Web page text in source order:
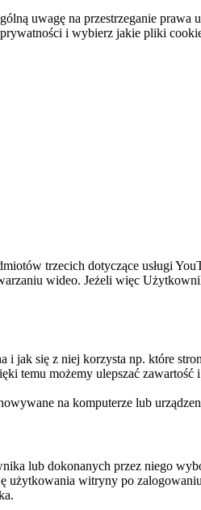
uwagę na przestrzeganie
i wybierz jakie pliki
trzecich dotyczące usługi
wideo. Jeżeli więc
i jak się z niej korzysta np. które
temu możemy ulepszać
na komputerze lub
lub dokonanych przez niego
użytkowania witryny po